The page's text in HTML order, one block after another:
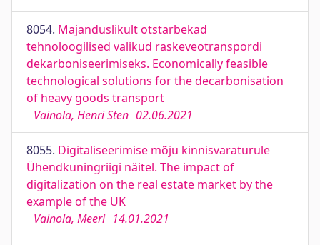
8054. Majanduslikult otstarbekad
tehnoloogilised valikud raskeveotranspordi
dekarboniseerimiseks. Economically feasible
technological solutions for the decarbonisation
of heavy goods transport
Vainola, Henri Sten 02.06.2021
8055. Digitaliseerimise mõju kinnisvaraturule
Ühendkuningriigi näitel. The impact of
digitalization on the real estate market by the
example of the UK
Vainola, Meeri 14.01.2021